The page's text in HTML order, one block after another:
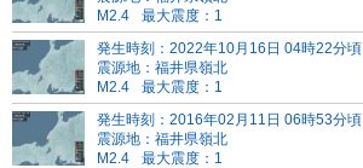
M2.4
最大震度：1
発生時刻：2022年10月16日 04時22分頃
震源地：福井県嶺北
M2.4
最大震度：1
発生時刻：2016年02月11日 06時53分頃
震源地：福井県嶺北
M2.4
最大震度：1